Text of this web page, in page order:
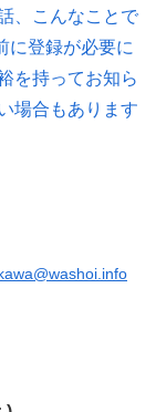
、こんなことで
に登録が必要に
を持ってお知ら
場合もあります